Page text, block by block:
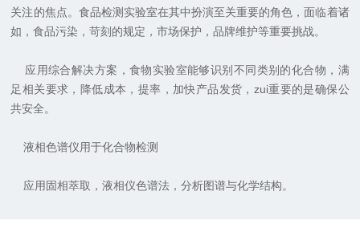
关注的焦点。食品检测实验室在其中扮演至关重要的角色，面临着诸
如，食品污染，苛刻的规定，市场保护，品牌维护等重要挑战。
应用综合解决方案，食物实验室能够识别不同类别的化合物，满
足相关要求，降低成本，提率，加快产品发货，zui重要的是确保公
共安全。
液相色谱仪用于化合物检测
应用固相萃取，液相仪色谱法，分析图谱与化学结构。